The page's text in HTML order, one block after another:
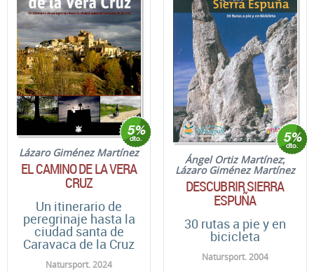
Lázaro Giménez Martínez
EL CAMINO DE LA VERA
CRUZ
Un itinerario de
peregrinaje hasta la
ciudad santa de
Caravaca de la Cruz
Natursport. 2024
Ángel Ortiz Martínez;
Lázaro Giménez Martínez
DESCUBRIR SIERRA
ESPUÑA
30 rutas a pie y en
bicicleta
Natursport. 2004